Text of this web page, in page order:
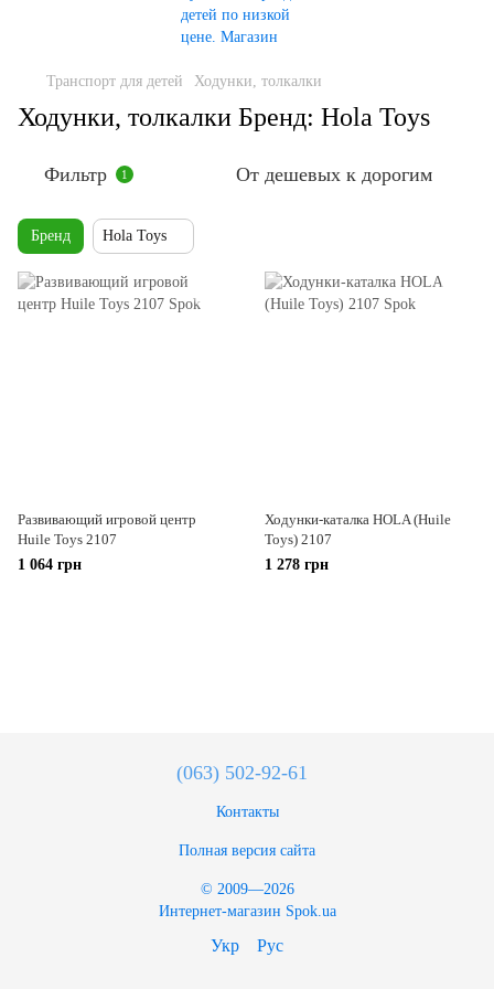
Транспорт для детей Ходунки, толкалки
Ходунки, толкалки Бренд: Hola Toys
Фильтр 1 От дешевых к дорогим
Бренд Hola Toys
Развивающий игровой центр
Huile Toys 2107
1 064 грн
Ходунки-каталка HOLA (Huile
Toys) 2107
1 278 грн
(063) 502-92-61
Контакты
Полная версия сайта
© 2009—2026
Интернет-магазин Spok.ua
Укр Рус